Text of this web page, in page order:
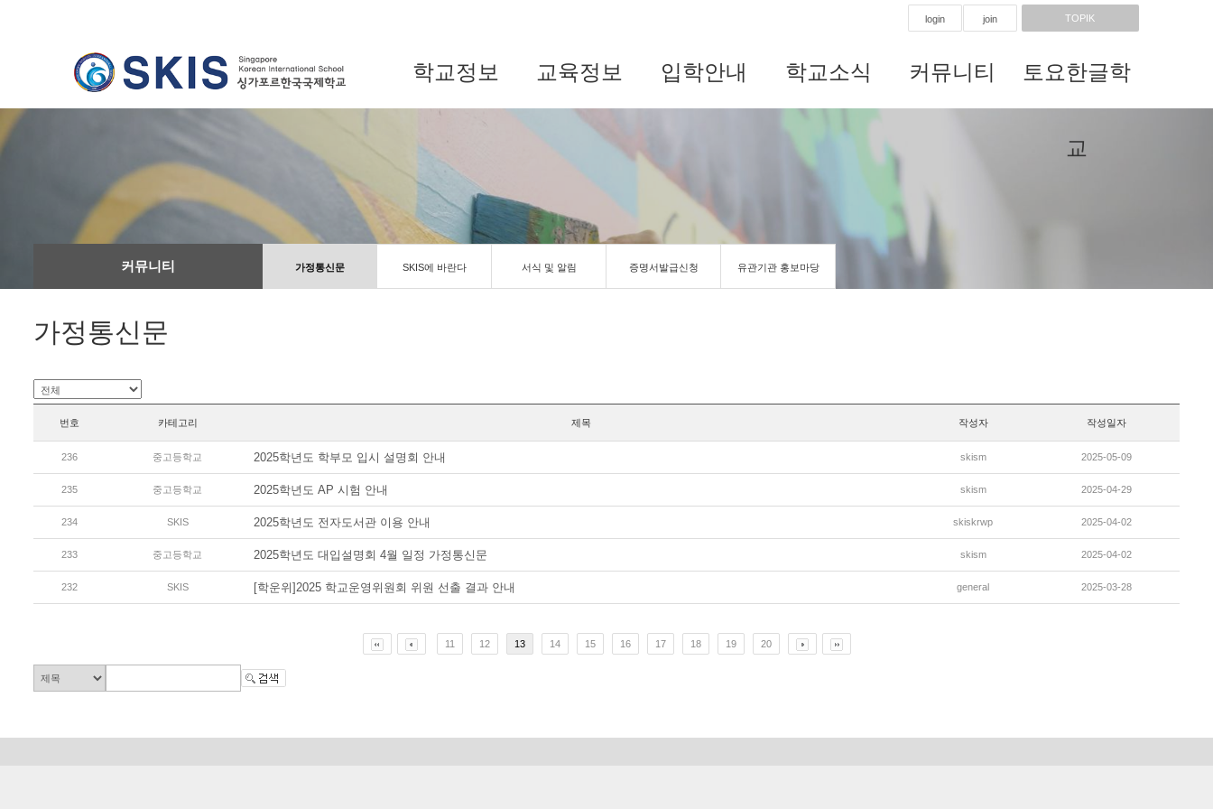
login join TOPIK
학교정보 교육정보 입학안내 학교소식 커뮤니티 토요한글학
교
커뮤니티 가정통신문 SKIS에 바란다 서식 및 알림 증명서발급신청 유관기관 홍보마당
가정통신문
번호 카테고리 제목 작성자 작성일자
236 중고등학교 2025학년도 학부모 입시 설명회 안내 skism 2025-05-09
235 중고등학교 2025학년도 AP 시험 안내 skism 2025-04-29
234 SKIS 2025학년도 전자도서관 이용 안내 skiskrwp 2025-04-02
233 중고등학교 2025학년도 대입설명회 4월 일정 가정통신문 skism 2025-04-02
232 SKIS [학운위]2025 학교운영위원회 위원 선출 결과 안내 general 2025-03-28
11 12 13 14 15 16 17 18 19 20